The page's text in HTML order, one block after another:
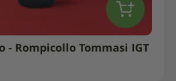
- Rompicollo Tommasi IGT